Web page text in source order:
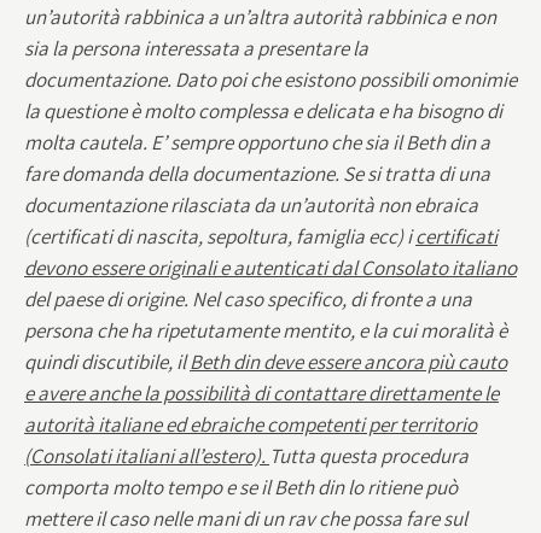
un’autorità rabbinica a un’altra autorità rabbinica e non
sia la persona interessata a presentare la
documentazione. Dato poi che esistono possibili omonimie
la questione è molto complessa e delicata e ha bisogno di
molta cautela. E’ sempre opportuno che sia il Beth din a
fare domanda della documentazione. Se si tratta di una
documentazione rilasciata da un’autorità non ebraica
(certificati di nascita, sepoltura, famiglia ecc) icertificati
devono essere originali e autenticati dal Consolato italiano
del paese di origine. Nel caso specifico, di fronte a una
persona che ha ripetutamente mentito, e la cui moralità è
quindi discutibile, ilBeth din deve essere ancora più cauto
e avere anche la possibilità di contattare direttamente le
autorità italiane ed ebraiche competenti per territorio
(Consolati italiani all’estero). Tutta questa procedura
comporta molto tempo e se il Beth din lo ritiene può
mettere il caso nelle mani di un rav che possa fare sul